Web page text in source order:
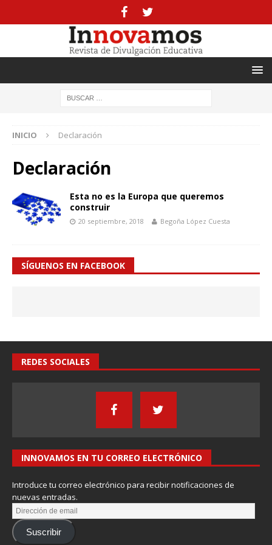
INICIO Declaración
Declaración
Esta no es la Europa que queremos
construir
20 septiembre, 2018 Begoña López Cuesta
SÍGUENOS EN FACEBOOK
REDES SOCIALES
INNOVAMOS EN TU CORREO ELECTRÓNICO
Introduce tu correo electrónico para recibir notificaciones de
nuevas entradas.
Suscribir